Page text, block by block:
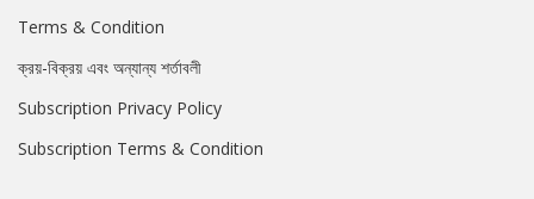
Terms & Condition
ক্রয়-বিক্রয় এবং অন্যান্য শর্তাবলী
Subscription Privacy Policy
Subscription Terms & Condition